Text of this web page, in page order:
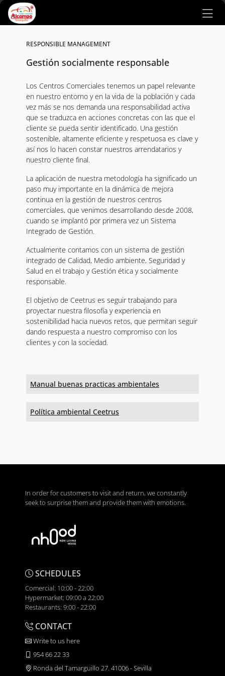
Ir al contenido principal
RESPONSIBLE MANAGEMENT
Gestión socialmente responsable
Los Centros Comerciales tenemos un papel relevante
en nuestro entorno y en la vida de la población y cada
vez más se nos demanda una responsabilidad activa
que se traduzca en acciones concretas con las que el
cliente se pueda sentir identificado. Una gestión
sostenible, altamente eficiente y respetuosa es clave y
así nos lo hacen constar nuestros arrendatarios y
nuestro cliente final.
La aplicación de nuestra metodología ha significado un
paso muy importante en la dinámica de mejora
continua en la gestión de nuestros centros
comerciales, que venimos desarrollando desde 2008,
cuando se implantó por primera vez un Sistema
Integrado de Gestión.
Actualmente contamos con un sistema de gestión
integrado de Calidad, Medio ambiente, Seguridad y
Salud en el trabajo y Gestión ética y socialmente
responsable.
El objetivo de Ceetrus es seguir trabajando para
proyectar nuestra filosofía y experiencia en
sostenibilidad hacia nuevos retos, que permitan seguir
dando respuesta a nuestro compromiso con los
clientes y con la sociedad.
Manual buenas practicas ambientales
Política ambiental Ceetrus
In order for customers to visit and return, we constantly
seek to surprise them and provide them with emotions.
SCHEDULES
Comercial: 10:00 - 22:00
Hypermarket: 09:00 a 22:00
Restaurants: 9:00 - 22:00
CONTACT
Write to us here
954 66 22 33
Ronda del Tamarguillo 27. 41006 - Sevilla